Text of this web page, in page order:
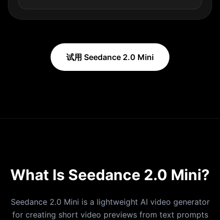
试用 Seedance 2.0 Mini
What Is Seedance 2.0 Mini?
Seedance 2.0 Mini is a lightweight AI video generator
for creating short video previews from text prompts